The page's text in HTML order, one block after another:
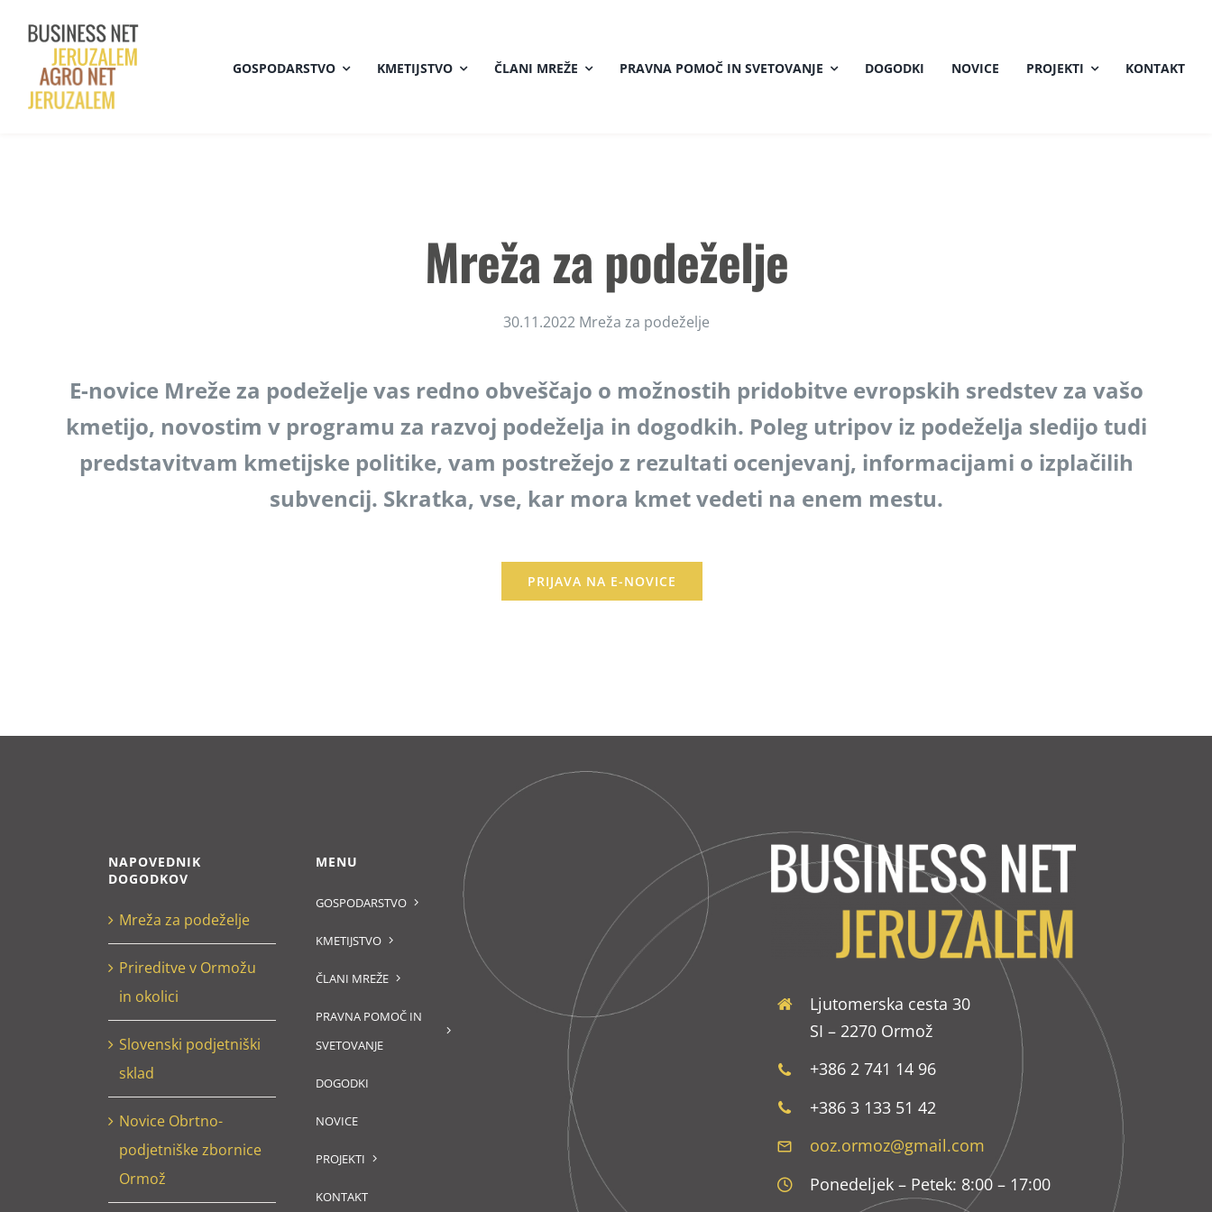
content
GOSPODARSTVO KMETIJSTVO ČLANI MREŽE PRAVNA POMOČ IN SVETOVANJE DOGODKI NOVICE PROJEKTI KONTAKT
Mreža za podeželje
30.11.2022 Mreža za podeželje
E-novice Mreže za podeželje vas redno obveščajo o možnostih pridobitve evropskih sredstev za vašo
kmetijo, novostim v programu za razvoj podeželja in dogodkih. Poleg utripov iz podeželja sledijo tudi
predstavitvam kmetijske politike, vam postrežejo z rezultati ocenjevanj, informacijami o izplačilih
subvencij. Skratka, vse, kar mora kmet vedeti na enem mestu.
PRIJAVA NA E-NOVICE
NAPOVEDNIK
DOGODKOV
Mreža za podeželje
Prireditve v Ormožu
in okolici
Slovenski podjetniški
sklad
Novice Obrtno-
podjetniške zbornice
Ormož
MENU
GOSPODARSTVO
KMETIJSTVO
ČLANI MREŽE
PRAVNA POMOČ IN
SVETOVANJE
DOGODKI
NOVICE
PROJEKTI
KONTAKT
Ljutomerska cesta 30
SI – 2270 Ormož
+386 2 741 14 96
+386 3 133 51 42
ooz.ormoz@gmail.com
Ponedeljek – Petek: 8:00 – 17:00